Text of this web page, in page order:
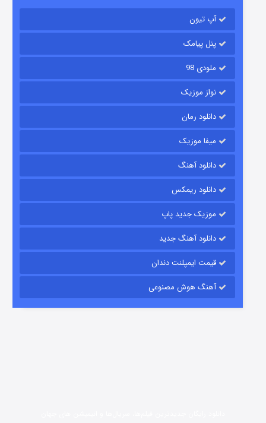
باب اسفنجی فصل ۱۷
قسمت6 (زیرنویس) منتشر شد
قسمت15 (دوبله) منتشر شد
آپ تیون
پنل پیامک
ملودی 98
نواز موزیک
دانلود رمان
میفا موزیک
دانلود آهنگ
دانلود ریمکس
موزیک جدید پاپ
دانلود آهنگ جدید
قیمت ایمپلنت دندان
آهنگ هوش مصنوعی